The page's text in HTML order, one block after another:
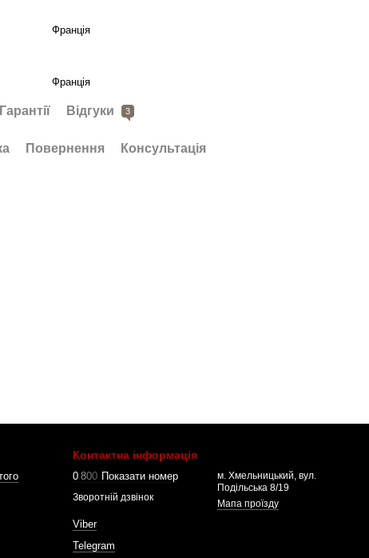
Франція
Франція
Гарантії Відгуки 3
Повернення Консультація
Контактна інформація
0 800 Показати номер
Зворотній дзвінок
Viber
Telegram
м. Хмельницький, вул.
Подільська 8/19
Мапа проїзду